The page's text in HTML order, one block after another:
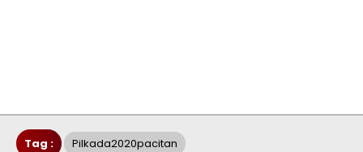
Tag : Pilkada2020pacitan